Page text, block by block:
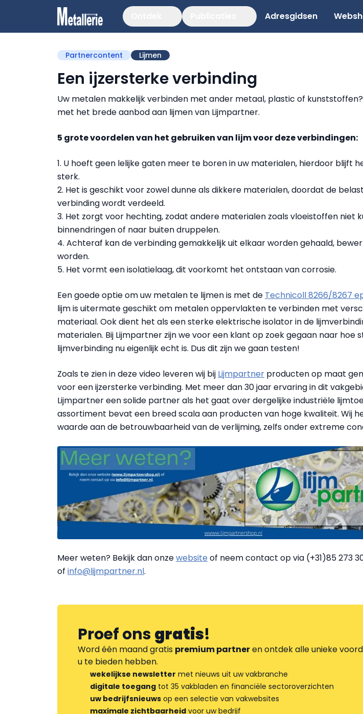
Adresgidsen
Partnercontent Lijmen
Een ijzersterke verbinding
Uw metalen makkelijk verbinden met ander metaal, plastic of
met het brede aanbod aan lijmen van Lijmpartner.
5 grote voordelen van het gebruiken van lijm voor deze verbindingen:
1. U hoeft geen lelijke gaten meer te boren in uw materialen, hierdoor blijft
sterk.
2. Het is geschikt voor zowel dunne als dikkere materialen, doordat de
verbinding wordt verdeeld.
3. Het zorgt voor hechting, zodat andere materialen zoals vloeistoffen niet
binnendringen of naar buiten druppelen.
4. Achteraf kan de verbinding gemakkelijk uit elkaar worden gehaald,
worden.
5. Het vormt een isolatielaag, dit voorkomt het ontstaan van corrosie.
Een goede optie om uw metalen te lijmen is met de Technicoll 8266/8267
lijm is uitermate geschikt om metalen oppervlakten te verbinden met
materiaal. Ook dient het als een sterke elektrische isolator in de
materialen. Bij Lijmpartner zijn we voor een klant op zoek gegaan naar hoe
lijmverbinding nu eigenlijk echt is. Dus dit zijn we gaan testen!
Zoals te zien in deze video leveren wij bij Lijmpartner producten op maat
voor een ijzersterke verbinding. Met meer dan 30 jaar ervaring in dit
Lijmpartner een solide partner als het gaat over dergelijke industriële
assortiment bevat een breed scala aan producten van hoge kwaliteit. Wij
waarde aan de betrouwbaarheid van de verlijming, zelfs onder extreme
Meer weten? Bekijk dan onzewebsite of neem contact op via (+31)85 273
of info@lijmpartner.nl.
Proef onsgratis!
Word één maand gratis premium partneren ontdek alle unieke
u te bieden hebben.
wekelijkse newsletter met nieuws uit uw vakbranche
digitale toegang tot 35 vakbladen en financiële sectoroverzichten
uw bedrijfsnieuws op een selectie van vakwebsites
maximale zichtbaarheid voor uw bedrijf